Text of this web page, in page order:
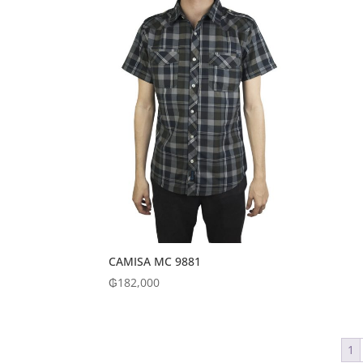
CAMISA MC 9881
₲182,000
1